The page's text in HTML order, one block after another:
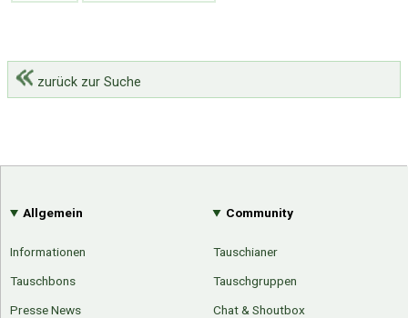
zurück zur Suche
Allgemein
Informationen
Tauschbons
Presse News
Community
Tauschianer
Tauschgruppen
Chat & Shoutbox